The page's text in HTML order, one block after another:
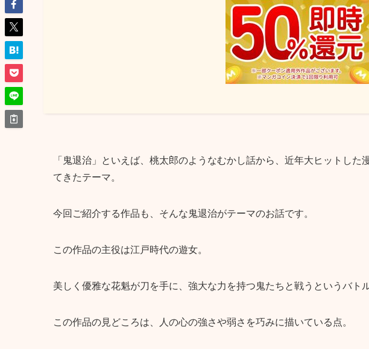
「鬼退治」といえば、桃太郎のようなむかし話から、近年大ヒットし
てきたテーマ。
今回ご紹介する作品も、そんな鬼退治がテーマのお話です。
この作品の主役は江戸時代の遊女。
美しく優雅な花魁が刀を手に、強大な力を持つ鬼たちと戦うというバト
この作品の見どころは、人の心の強さや弱さを巧みに描いている点。